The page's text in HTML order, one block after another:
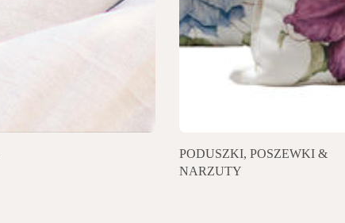
PODUSZKI, POSZEWKI &
NARZUTY